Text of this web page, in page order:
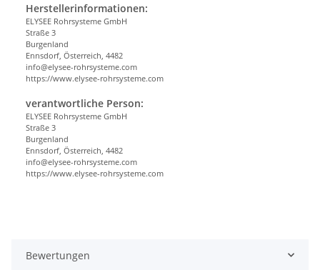
Herstellerinformationen:
ELYSEE Rohrsysteme GmbH
Straße 3
Burgenland
Ennsdorf, Österreich, 4482
info@elysee-rohrsysteme.com
https://www.elysee-rohrsysteme.com
verantwortliche Person:
ELYSEE Rohrsysteme GmbH
Straße 3
Burgenland
Ennsdorf, Österreich, 4482
info@elysee-rohrsysteme.com
https://www.elysee-rohrsysteme.com
Bewertungen